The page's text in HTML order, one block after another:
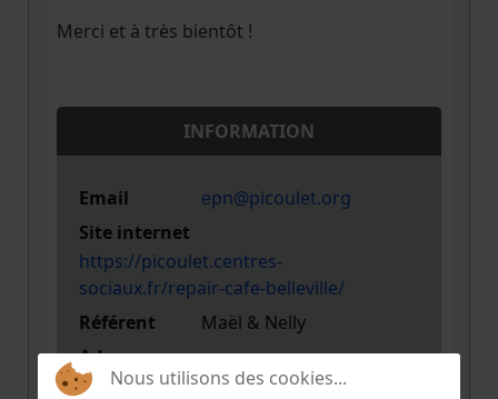
Merci et à très bientôt !
INFORMATION
Email
epn@picoulet.org
Site internet
https://picoulet.centres-
sociaux.fr/repair-cafe-belleville/
Référent
Maël & Nelly
Adresse
Le Picoulet, 59, Rue de la Fontaine au
Nous utilisons des cookies...